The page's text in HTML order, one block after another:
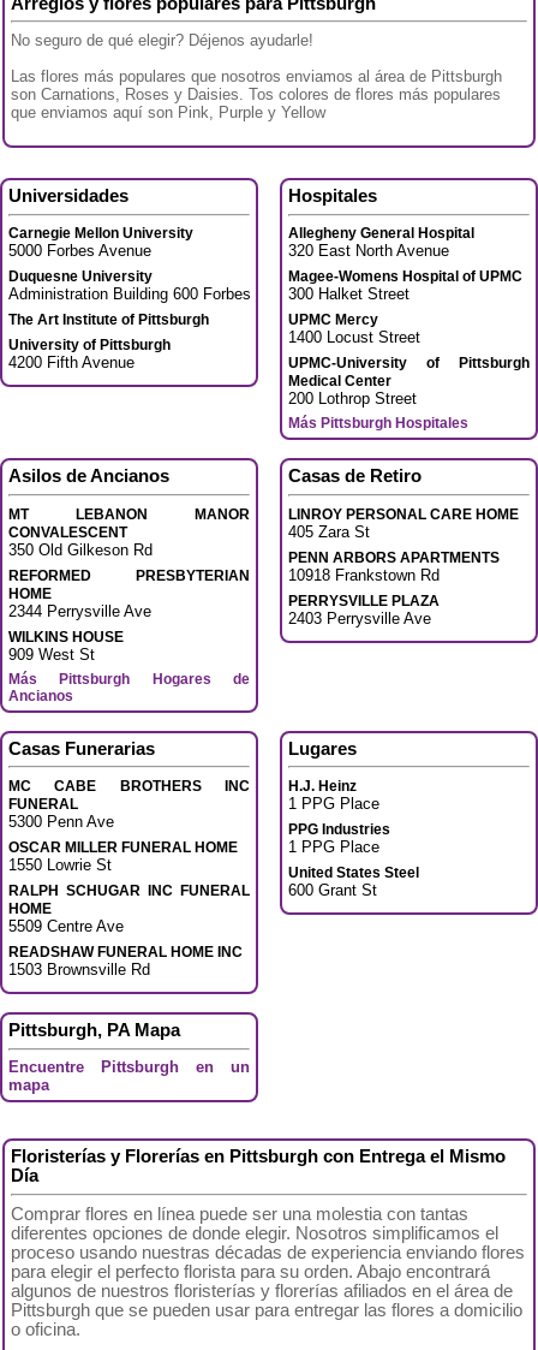
No seguro de qué elegir? Déjenos ayudarle!
Las flores más populares que nosotros enviamos al área de Pittsburgh
son Carnations, Roses y Daisies. Tos colores de flores más populares
que enviamos aquí son Pink, Purple y Yellow
Universidades
Carnegie Mellon University
5000 Forbes Avenue
Duquesne University
Administration Building 600 Forbes Avenue
The Art Institute of Pittsburgh
University of Pittsburgh
4200 Fifth Avenue
Hospitales
Allegheny General Hospital
320 East North Avenue
Magee-Womens Hospital of UPMC
300 Halket Street
UPMC Mercy
1400 Locust Street
UPMC-University of Pittsburgh
Medical Center
200 Lothrop Street
Más Pittsburgh Hospitales
Asilos de Ancianos
MT LEBANON MANOR
CONVALESCENT
350 Old Gilkeson Rd
REFORMED PRESBYTERIAN
HOME
2344 Perrysville Ave
WILKINS HOUSE
909 West St
Más Pittsburgh Hogares de
Ancianos
Casas de Retiro
LINROY PERSONAL CARE HOME
405 Zara St
PENN ARBORS APARTMENTS
10918 Frankstown Rd
PERRYSVILLE PLAZA
2403 Perrysville Ave
Casas Funerarias
MC CABE BROTHERS INC
FUNERAL
5300 Penn Ave
OSCAR MILLER FUNERAL HOME
1550 Lowrie St
RALPH SCHUGAR INC FUNERAL
HOME
5509 Centre Ave
READSHAW FUNERAL HOME INC
1503 Brownsville Rd
Lugares
H.J. Heinz
1 PPG Place
PPG Industries
1 PPG Place
United States Steel
600 Grant St
Pittsburgh, PA Mapa
Encuentre Pittsburgh en un
mapa
Floristerías y Florerías en Pittsburgh con Entrega el Mismo
Día
Comprar flores en línea puede ser una molestia con tantas
diferentes opciones de donde elegir. Nosotros simplificamos el
proceso usando nuestras décadas de experiencia enviando flores
para elegir el perfecto florista para su orden. Abajo encontrará
algunos de nuestros floristerías y florerías afiliados en el área de
Pittsburgh que se pueden usar para entregar las flores a domicilio
o oficina.